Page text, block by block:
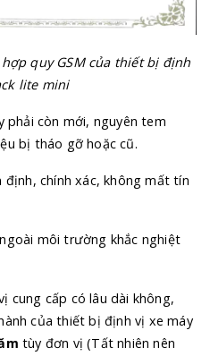
quy GSM của thiết bị định
lite mini
phải còn mới, nguyên tem
bị tháo gỡ hoặc cũ.
chính xác, không mất tín
môi trường khắc nghiệt
cung cấp có lâu dài không,
của thiết bị định vị xe máy
tùy đơn vị (Tất nhiên nên